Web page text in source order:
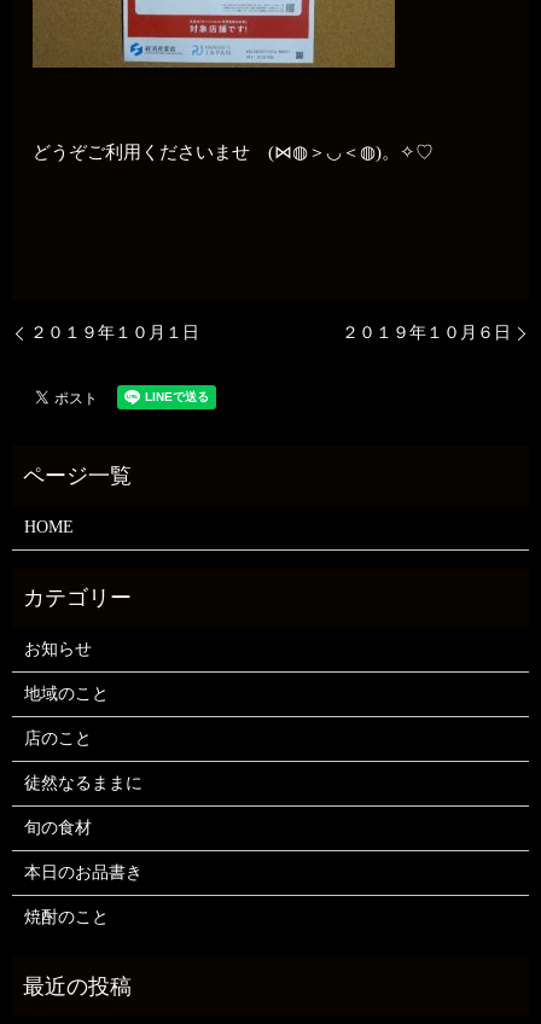
どうぞご利用くださいませ (⋈◍＞◡＜◍)。✧♡
２０１９年１０月１日 ２０１９年１０月６日
HOME
お知らせ
地域のこと
店のこと
徒然なるままに
旬の食材
本日のお品書き
焼酎のこと